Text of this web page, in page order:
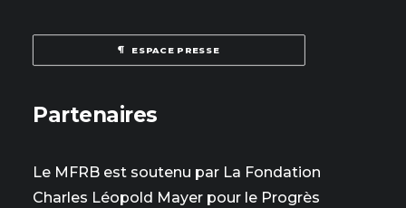
ESPACE PRESSE
Partenaires
Le MFRB est soutenu par La Fondation
Charles Léopold Mayer pour le Progrès